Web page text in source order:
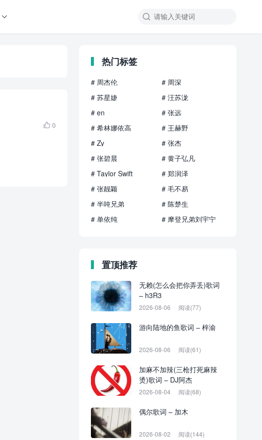

 0
热门标签
# 周杰伦
# 周深
# 苏星婕
# 汪苏泷
# en
# 张远
# 希林娜依高
# 王赫野
# Zy
# 张杰
# 张碧晨
# 黄子弘凡
# Taylor Swift
# 郑润泽
# 张靓颖
# 毛不易
# 半吨兄弟
# 陈楚生
# 单依纯
# 摩登兄弟刘宇宁
置顶推荐
无赖(怎么会把你弄丢)歌词
– h3R3
2026-08-06 阅读(77)
游向陆地的鱼歌词 – 梓渝
2026-08-06 阅读(61)
加麻不加辣(三枪打死麻辣
烫)歌词 – DJ阿杰
2026-08-04 阅读(68)
偶尔歌词 – 加木
2026-08-02 阅读(144)